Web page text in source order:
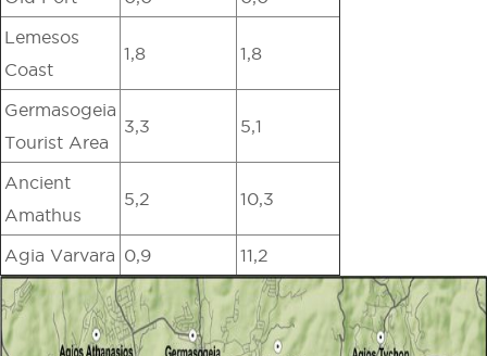
Lemesos
Coast
1,8 1,8
Germasogeia
Tourist Area
3,3 5,1
Ancient
Amathus
5,2 10,3
Agia Varvara 0,9 11,2